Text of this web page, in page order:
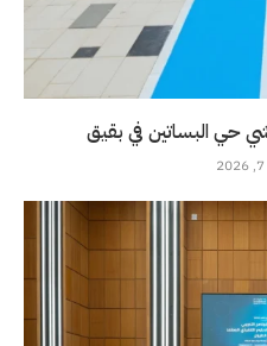
حي البساتين في بقيق